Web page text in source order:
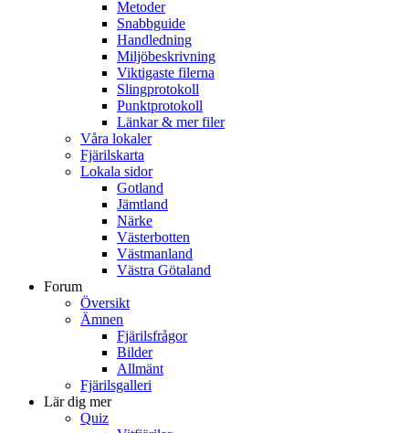
Metoder
Snabbguide
Handledning
Miljöbeskrivning
Viktigaste filerna
Slingprotokoll
Punktprotokoll
Länkar & mer filer
Våra lokaler
Fjärilskarta
Lokala sidor
Gotland
Jämtland
Närke
Västerbotten
Västmanland
Västra Götaland
Forum
Översikt
Ämnen
Fjärilsfrågor
Bilder
Allmänt
Fjärilsgalleri
Lär dig mer
Quiz